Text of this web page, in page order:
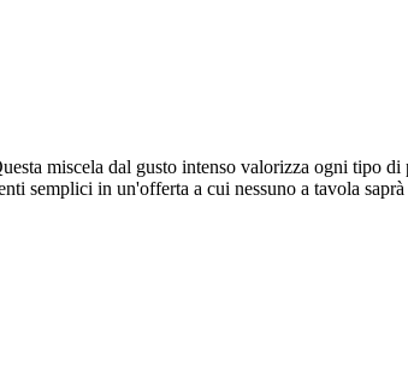
miscela dal gusto intenso valorizza ogni tipo di
semplici in un'offerta a cui nessuno a tavola saprà